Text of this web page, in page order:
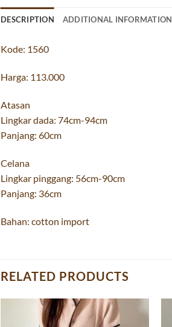
DESCRIPTION ADDITIONAL INFORMATION
Kode: 1560
Harga: 113.000
Atasan
Lingkar dada: 74cm-94cm
Panjang: 60cm
Celana
Lingkar pinggang: 56cm-90cm
Panjang: 36cm
Bahan: cotton import
RELATED PRODUCTS